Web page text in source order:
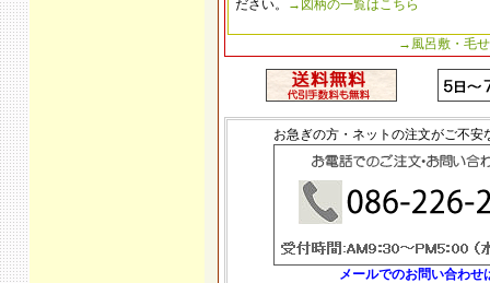
ださい。 →図柄の一覧はこちら
→風呂敷・毛
お急ぎの方・ネットの注文がご不安
メールでのお問い合わせ